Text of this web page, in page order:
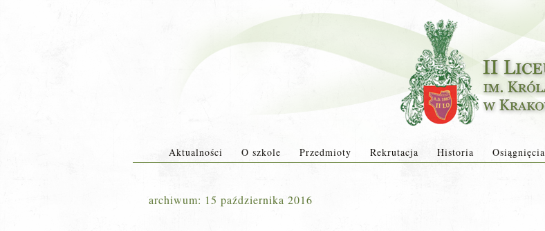
Aktualności O szkole Przedmioty Rekrutacja Historia Osiągnięcia
archiwum: 15 października 2016